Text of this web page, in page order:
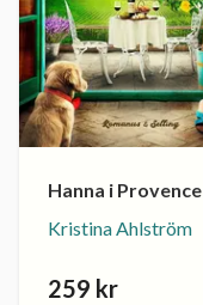
Hanna i Provence
Kristina Ahlström
259 kr